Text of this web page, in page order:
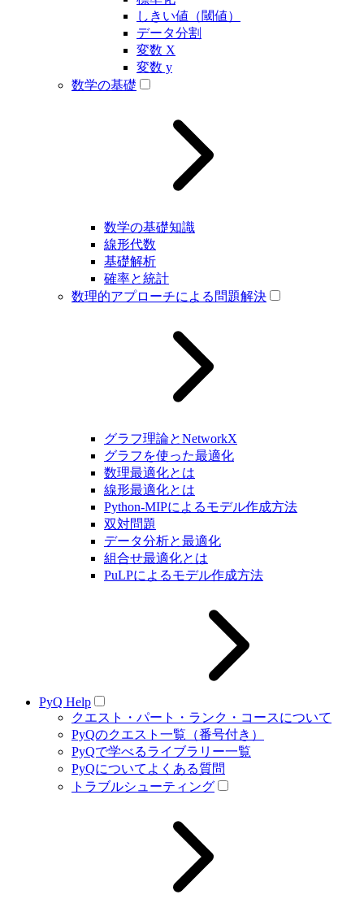
しきい値（閾値）
データ分割
変数 X
変数 y
数学の基礎
数学の基礎知識
線形代数
基礎解析
確率と統計
数理的アプローチによる問題解決
グラフ理論とNetworkX
グラフを使った最適化
数理最適化とは
線形最適化とは
Python-MIPによるモデル作成方法
双対問題
データ分析と最適化
組合せ最適化とは
PuLPによるモデル作成方法
PyQ Help
クエスト・パート・ランク・コースについて
PyQのクエスト一覧（番号付き）
PyQで学べるライブラリー一覧
PyQについてよくある質問
トラブルシューティング